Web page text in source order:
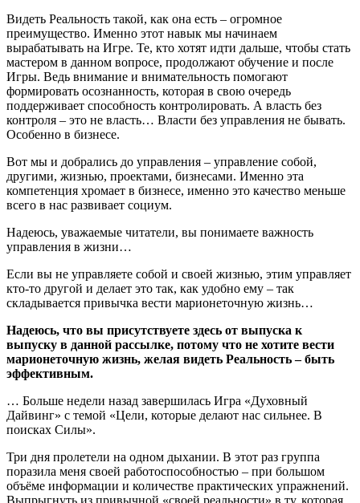
Видеть Реальность такой, как она есть – огромное
преимущество. Именно этот навык мы начинаем
вырабатывать на Игре. Те, кто хотят идти дальше, чтобы стать
мастером в данном вопросе, продолжают обучение и после
Игры. Ведь внимание и внимательность помогают
формировать осознанность, которая в свою очередь
поддерживает способность контролировать. А власть без
контроля – это не власть… Власти без управления не бывать.
Особенно в бизнесе.
Вот мы и добрались до управления – управление собой,
другими, жизнью, проектами, бизнесами. Именно эта
компетенция хромает в бизнесе, именно это качество меньше
всего в нас развивает социум.
Надеюсь, уважаемые читатели, вы понимаете важность
управления в жизни…
Если вы не управляете собой и своей жизнью, этим управляет
кто-то другой и делает это так, как удобно ему – так
складывается привычка вести марионеточную жизнь…
Надеюсь, что вы присутствуете здесь от выпуска к
выпуску в данной рассылке, потому что не хотите вести
марионеточную жизнь, желая видеть Реальность – быть
эффективным.
… Больше недели назад завершилась Игра «Духовный
Дайвинг» с темой «Цели, которые делают нас сильнее. В
поисках Силы».
Три дня пролетели на одном дыхании. В этот раз группа
поразила меня своей работоспособностью – при большом
объёме информации и количестве практических упражнений.